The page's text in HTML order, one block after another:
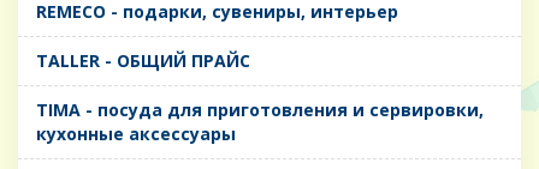
REMECO - подарки, сувениры, интерьер
TALLER - ОБЩИЙ ПРАЙС
TIMA - посуда для приготовления и сервировки,
кухонные аксессуары